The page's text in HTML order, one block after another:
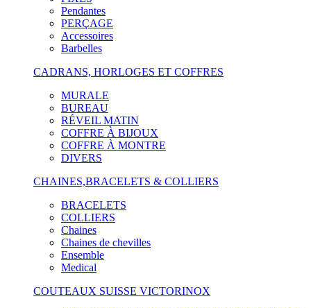
Pendantes
PERÇAGE
Accessoires
Barbelles
CADRANS, HORLOGES ET COFFRES
MURALE
BUREAU
RÉVEIL MATIN
COFFRE À BIJOUX
COFFRE À MONTRE
DIVERS
CHAINES,BRACELETS & COLLIERS
BRACELETS
COLLIERS
Chaines
Chaines de chevilles
Ensemble
Medical
COUTEAUX SUISSE VICTORINOX